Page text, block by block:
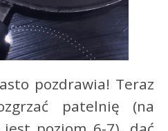
pozdrawia! Teraz
patelnię (na